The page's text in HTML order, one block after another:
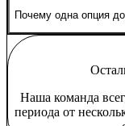
сбой или
вернутся на баланс.
Почему одна опция
Основная разница
дешевле и подходят
аккаунты с
Наша команда
периода от